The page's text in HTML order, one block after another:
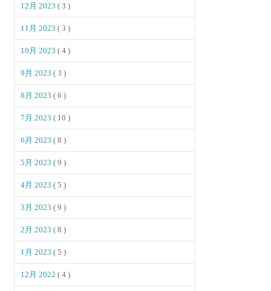
12月 2023( 3 )
11月 2023( 3 )
10月 2023( 4 )
9月 2023( 3 )
8月 2023( 6 )
7月 2023( 10 )
6月 2023( 8 )
5月 2023( 9 )
4月 2023( 5 )
3月 2023( 9 )
2月 2023( 8 )
1月 2023( 5 )
12月 2022( 4 )